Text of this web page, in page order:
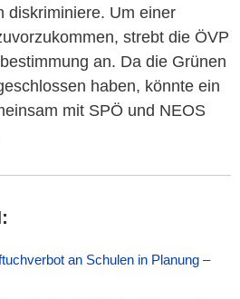
diskriminiere. Um einer
strebt die ÖVP
an. Da die Grünen
haben, könnte ein
mit SPÖ und NEOS
an Schulen in Planung –